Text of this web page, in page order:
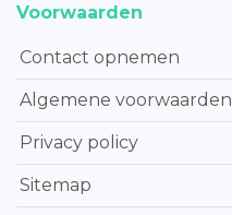
Voorwaarden
Contact opnemen
Algemene voorwaarden
Privacy policy
Sitemap